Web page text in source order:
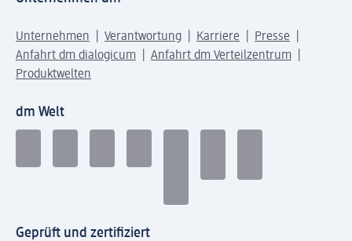
Unternehmen Verantwortung Karriere
Presse
Anfahrt dm dialogicum
Anfahrt dm Verteilzentrum
Produktwelten
dm Welt
Geprüft und zertifiziert